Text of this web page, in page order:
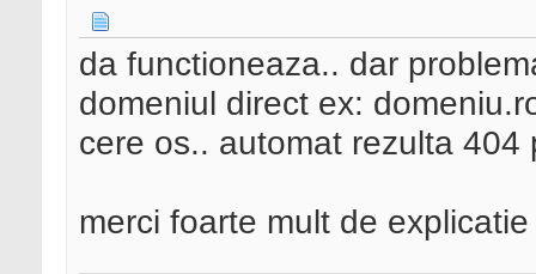
da functioneaza.. dar
domeniul direct ex:
cere os.. automat rezulta 404
merci foarte mult de